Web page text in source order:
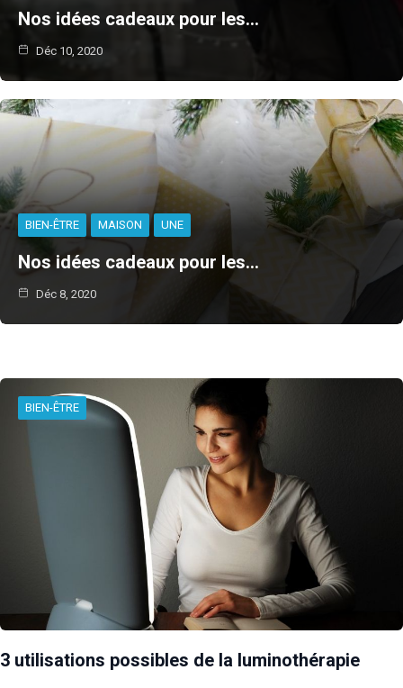
Nos idées cadeaux pour les…
Déc 10, 2020
BIEN-ÊTRE MAISON UNE
Nos idées cadeaux pour les…
Déc 8, 2020
BIEN-ÊTRE
3 utilisations possibles de la luminothérapie